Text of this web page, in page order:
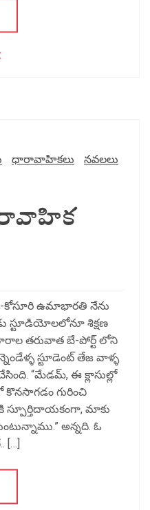
ధారావాహికలు
నవలలు
ఉమాభారతి నేను
స్టూడియోలలోనూ శిక్షణ
తరువాత బే-పోర్ట్ లోని
స్టూడెంట్ తేజ వాళ్ళ
“మేడమ్, ఈ క్లాసుల్లో
కొనసాగడం గురించి
స్పూర్తిదాయకంగా, మాకు
అన్నది. ఓ
[…]